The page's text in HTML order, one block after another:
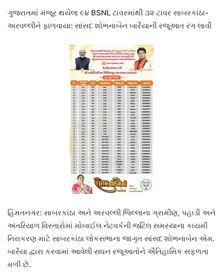
ગુજરાતમાં મંજૂર થયેલા ૯૪ BSNL ટાવરમાંથી ૩૨ ટાવર સાબરકાંઠા-
અરવલ્લીને ફાળવાયા: સાંસદ શોભનાબેન બારૈયાની રજૂઆત રંગ લાવી
હિંમતનગર: સાબરકાંઠા અને અરવલ્લી જિલ્લાના ગ્રામીણ, પહાડી અને
અંતરિયાળ વિસ્તારોમાં મોબાઈલ નેટવર્કની જટિલ સમસ્યાના કાયમી
નિરાકરણ માટે સાબરકાંઠા લોકસભાના જાગૃત સાંસદ શોભનાબેન એમ.
બારૈયા દ્વારા કરવામાં આવેલી સઘન રજૂઆતોને ઐતિહાસિક સફળતા
મળી છે.